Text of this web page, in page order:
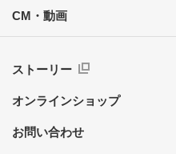
CM・動画
ストーリー
オンラインショップ
お問い合わせ